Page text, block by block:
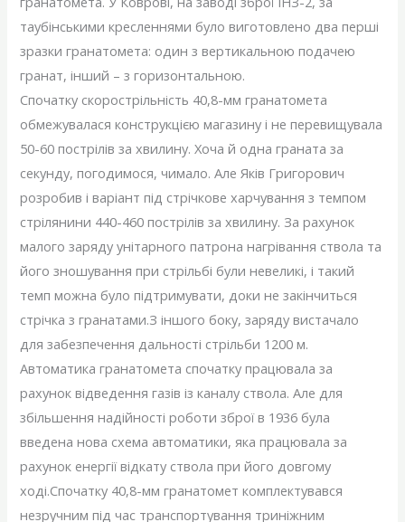
таубінськими кресленнями було виготовлено два перші
зразки гранатомета: один з вертикальною подачею
гранат, інший – з горизонтальною.
Спочатку скорострільність 40,8-мм гранатомета
обмежувалася конструкцією магазину і не перевищувала
50-60 пострілів за хвилину. Хоча й одна граната за
секунду, погодимося, чимало. Але Яків Григорович
розробив і варіант під стрічкове харчування з темпом
стрілянини 440-460 пострілів за хвилину. За рахунок
малого заряду унітарного патрона нагрівання ствола та
його зношування при стрільбі були невеликі, і такий
темп можна було підтримувати, доки не закінчиться
стрічка з гранатами.З іншого боку, заряду вистачало
для забезпечення дальності стрільби 1200 м.
Автоматика гранатомета спочатку працювала за
рахунок відведення газів із каналу ствола. Але для
збільшення надійності роботи зброї в 1936 була
введена нова схема автоматики, яка працювала за
рахунок енергії відкату ствола при його довгому
ході.Спочатку 40,8-мм гранатомет комплектувався
незручним під час транспортування триніжним